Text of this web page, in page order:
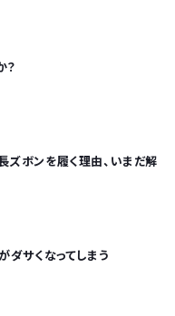
？
ズボンを履く理由、いまだ解
ダサくなってしまう